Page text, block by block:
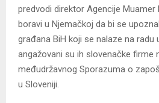
predvodi direktor Agencije Muamer
boravi u Njemačkoj da bi se
građana BiH koji se nalaze na radu
angažovani su ih slovenačke firme
međudržavnog Sporazuma o
u Sloveniji.